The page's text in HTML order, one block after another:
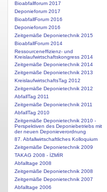
Bioabfallforum 2017
Deponieforum 2017
BioabfallForum 2016
Deponieforum 2016
Zeitgemäße Deponietechnik 2015
BioabfallForum 2014
Ressourceneffizienz- und
Kreislaufwirtschaftskongress 2014
Zeitgemäße Deponietechnik 2014
Zeitgemäße Deponietechnik 2013
KreislaufwirtschaftsTag 2012
Zeitgemäße Deponietechnik 2012
AbfallTag 2011
Zeitgemäße Deponietechnik 2011
AbfallTag 2010
Zeitgemäße Deponietechnik 2010 -
Perspektiven des Deponiebetriebs mit
der neuen Deponieverordnung
87. Abfallwirtschaftliches Kolloquium
Zeitgemäße Deponietechnik 2009
TAKAG 2008 - İZMİR
Abfalltage 2008
Zeitgemäße Deponietechnik 2008
Zeitgemäße Deponietechnik 2007
Abfalltage 2006